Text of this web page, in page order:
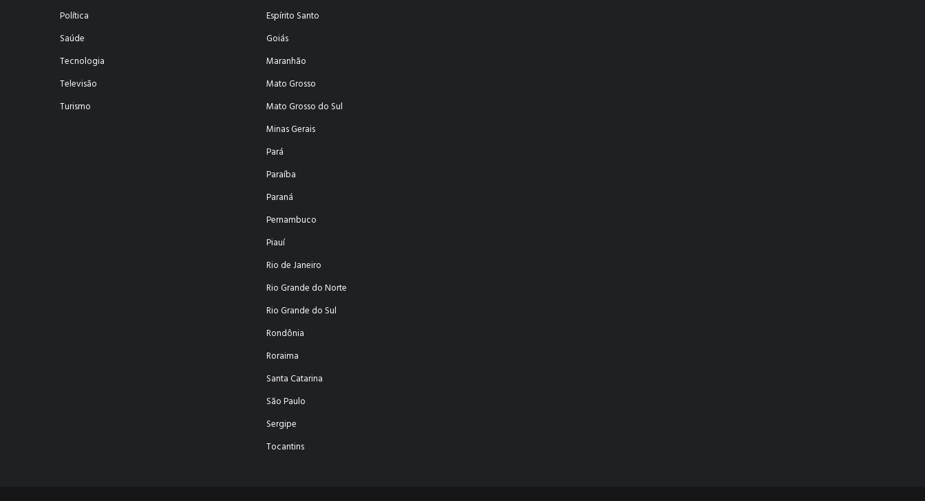
Política
Saúde
Tecnologia
Televisão
Turismo
Espírito Santo
Goiás
Maranhão
Mato Grosso
Mato Grosso do Sul
Minas Gerais
Pará
Paraíba
Paraná
Pernambuco
Piauí
Rio de Janeiro
Rio Grande do Norte
Rio Grande do Sul
Rondônia
Roraima
Santa Catarina
São Paulo
Sergipe
Tocantins